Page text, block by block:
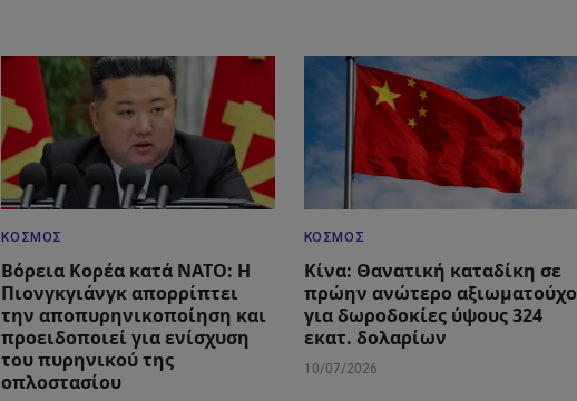
ΚΌΣΜΟΣ
Βόρεια Κορέα κατά ΝΑΤΟ: Η
Πιονγκγιάνγκ απορρίπτει
την αποπυρηνικοποίηση και
προειδοποιεί για ενίσχυση
του πυρηνικού της
οπλοστασίου
ΚΌΣΜΟΣ
Κίνα: Θανατική καταδίκη σε
πρώην ανώτερο αξιωματούχο
για δωροδοκίες ύψους 324
εκατ. δολαρίων
10/07/2026